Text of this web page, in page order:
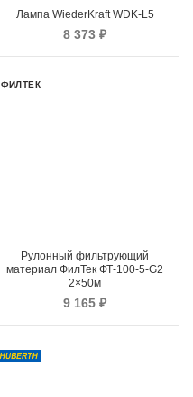
Лампа WiederKraft WDK-L5
8 373₽
ФИЛТЕК
Рулонный фильтрующий
материал ФилТек ФТ-100-5-G2
2×50м
9 165₽